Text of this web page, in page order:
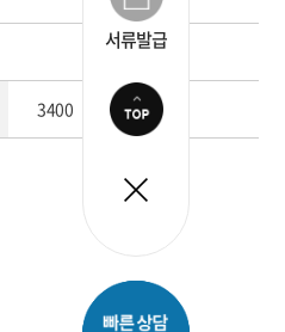
3400
서류발급